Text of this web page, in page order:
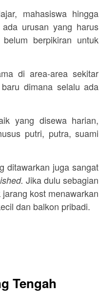
mahasiswa hingga
urusan yang harus
berpikiran untuk
di area-area sekitar
dimana selalu ada
yang disewa harian,
putri, putra, suami
ditawarkan juga sangat
Jika dulu sebagian
kost menawarkan
dan balkon pribadi.
Tengah